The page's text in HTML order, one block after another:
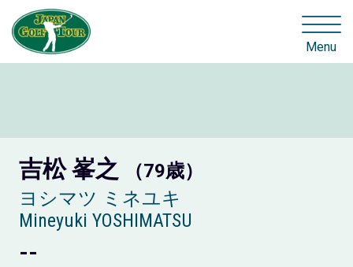
Menu
吉松 峯之
（79歳）
ヨシマツ ミネユキ
Mineyuki YOSHIMATSU
--